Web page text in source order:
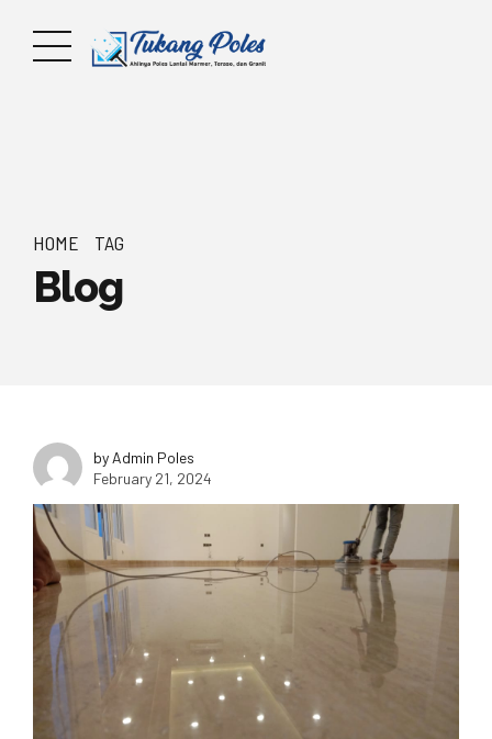
HOME TAG
Blog
by Admin Poles
February 21, 2024